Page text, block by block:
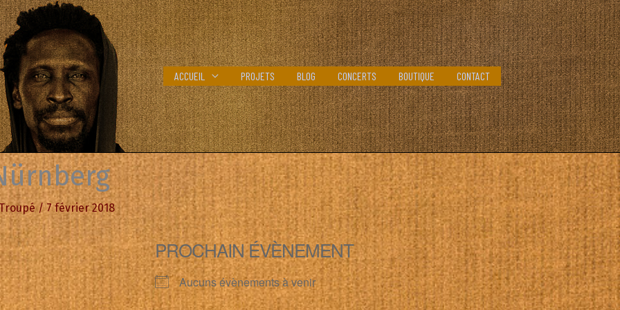
ACCUEIL PROJETS BLOG CONCERTS BOUTIQUE CONTACT
/7 février 2018
PROCHAIN ÉVÈNEMENT
Aucuns évènements à venir